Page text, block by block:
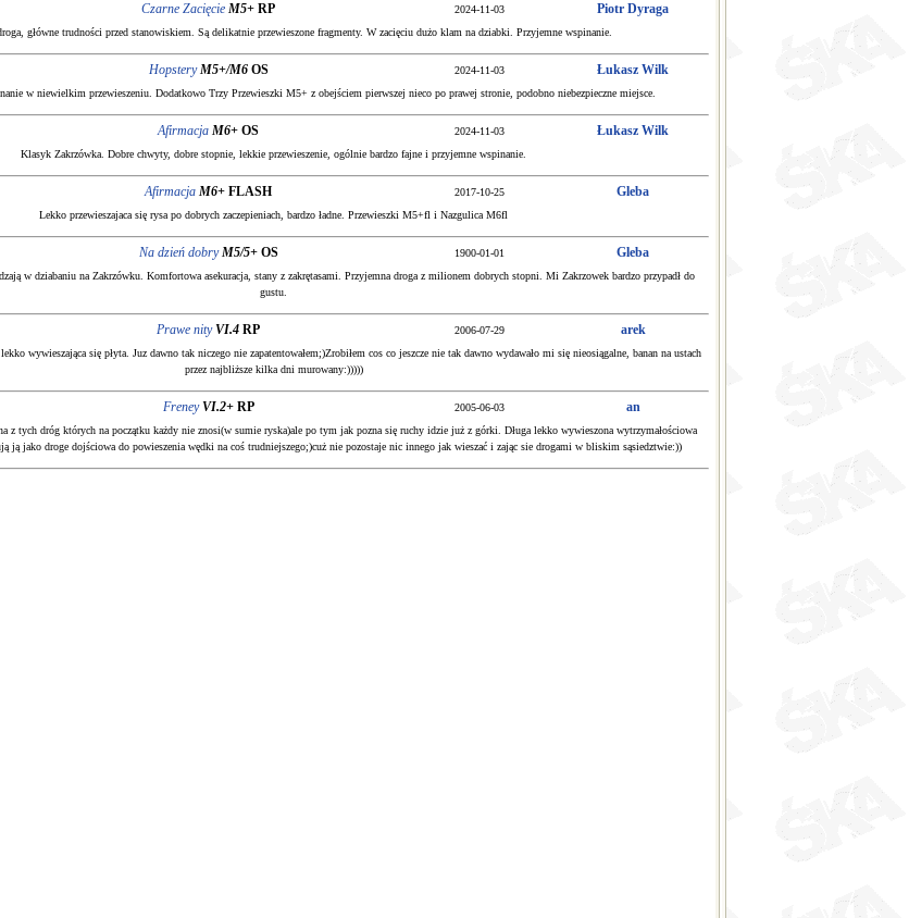
Czarne Zacięcie M5+ RP 2024-11-03 Piotr Dyraga
główne trudności przed stanowiskiem. Są delikatnie przewieszone fragmenty. W zacięciu dużo klam na dziabki. Przyjemne wspinanie.
Hopstery M5+/M6 OS 2024-11-03 Łukasz Wilk
w niewielkim przewieszeniu. Dodatkowo Trzy Przewieszki M5+ z obejściem pierwszej nieco po prawej stronie, podobno niebezpieczne miejsce.
Afirmacja M6+ OS 2024-11-03 Łukasz Wilk
Klasyk Zakrzówka. Dobre chwyty, dobre stopnie, lekkie przewieszenie, ogólnie bardzo fajne i przyjemne wspinanie.
Afirmacja M6+ FLASH 2017-10-25 Gleba
Lekko przewieszajaca się rysa po dobrych zaczepieniach, bardzo ładne. Przewieszki M5+fl i Nazgulica M6fl
Na dzień dobry M5/5+ OS 1900-01-01 Gleba
w dziabaniu na Zakrzówku. Komfortowa asekuracja, stany z zakrętasami. Przyjemna droga z milionem dobrych stopni. Mi Zakrzowek bardzo przypadł do
gustu.
Prawe nity VI.4 RP 2006-07-29 arek
wywieszająca się płyta. Juz dawno tak niczego nie zapatentowałem;)Zrobiłem cos co jeszcze nie tak dawno wydawało mi się nieosiągalne, banan na ustach
przez najbliższe kilka dni murowany:)))))
Freney VI.2+ RP 2005-06-03 an
z tych dróg których na początku każdy nie znosi(w sumie ryska)ale po tym jak pozna się ruchy idzie już z górki. Długa lekko wywieszona wytrzymałościowa
ją jako droge dojściowa do powieszenia wędki na coś trudniejszego;)cuż nie pozostaje nic innego jak wieszać i zając sie drogami w bliskim sąsiedztwie:))